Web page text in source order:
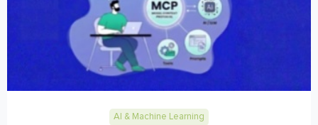
AI & Machine Learning